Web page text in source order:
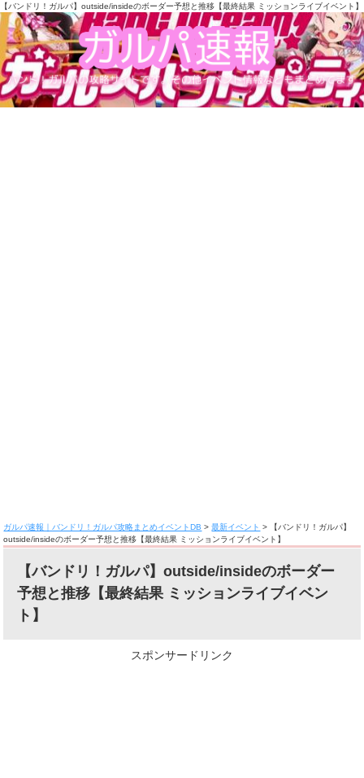
【バンドリ！ガルパ】outside/insideのボーダー予想と推移【最終結果 ミッションライブイベント】
ガルパ速報｜バンドリ！ガルパ攻略まとめイベントDB >最新イベント >
【バンドリ！ガルパ】
outside/insideのボーダー予想と推移【最終結果 ミッションライブイベント】
【バンドリ！ガルパ】outside/insideのボーダー
予想と推移【最終結果 ミッションライブイベン
ト】
スポンサードリンク